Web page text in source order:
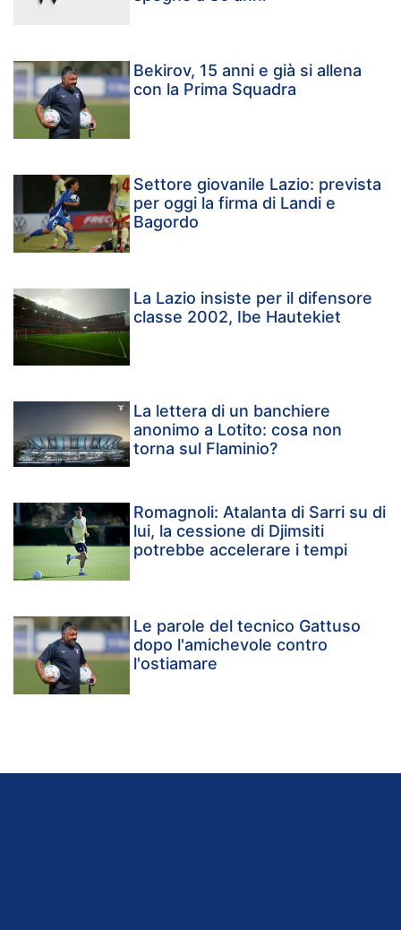
Bekirov, 15 anni e già si allena
con la Prima Squadra
Settore giovanile Lazio: prevista
per oggi la firma di Landi e
Bagordo
La Lazio insiste per il difensore
classe 2002, Ibe Hautekiet
La lettera di un banchiere
anonimo a Lotito: cosa non
torna sul Flaminio?
Romagnoli: Atalanta di Sarri su di
lui, la cessione di Djimsiti
potrebbe accelerare i tempi
Le parole del tecnico Gattuso
dopo l'amichevole contro
l'ostiamare